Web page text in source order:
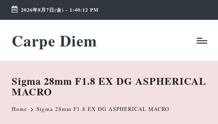
Skip
content
2026年8月7日(金) - 1:40:13 PM
Carpe Diem
Weekend
Wonderland
Sigma 28mm F1.8 EX DG ASPHERICAL
MACRO
Home Sigma 28mm F1.8 EX DG ASPHERICAL MACRO